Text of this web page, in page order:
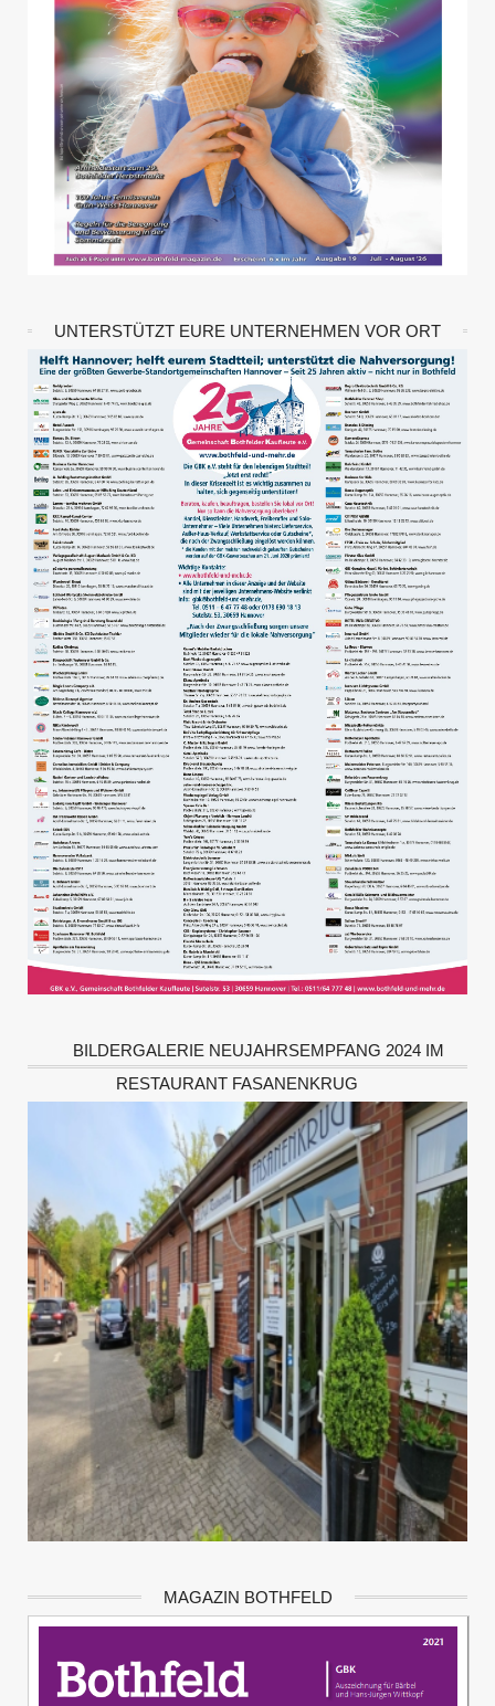
UNTERSTÜTZT EURE UNTERNEHMEN VOR ORT
BILDERGALERIE NEUJAHRSEMPFANG 2024 IM
RESTAURANT FASANENKRUG
MAGAZIN BOTHFELD